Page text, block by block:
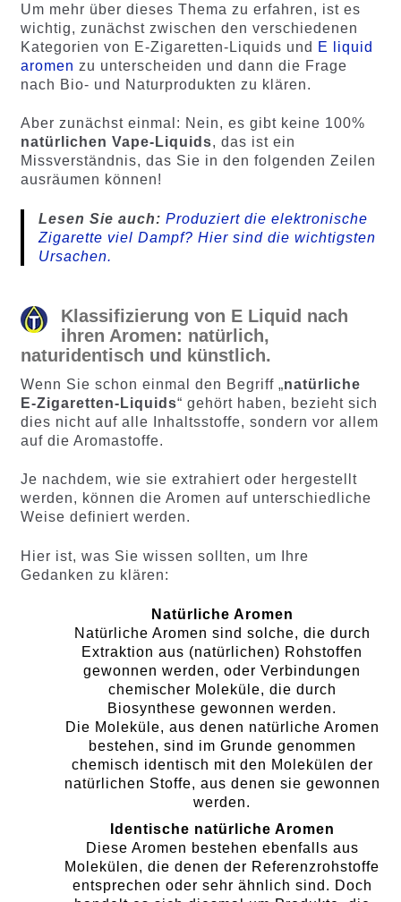
Um mehr über dieses Thema zu erfahren, ist es
wichtig, zunächst zwischen den verschiedenen
Kategorien von E-Zigaretten-Liquids und E liquid
aromen zu unterscheiden und dann die Frage
nach Bio- und Naturprodukten zu klären.
Aber zunächst einmal: Nein, es gibt keine 100%
natürlichen Vape-Liquids, das ist ein
Missverständnis, das Sie in den folgenden Zeilen
ausräumen können!
Lesen Sie auch: Produziert die elektronische
Zigarette viel Dampf? Hier sind die wichtigsten
Ursachen.
Klassifizierung von E Liquid nach
ihren Aromen: natürlich,
naturidentisch und künstlich.
Wenn Sie schon einmal den Begriff „natürliche
E-Zigaretten-Liquids“ gehört haben, bezieht sich
dies nicht auf alle Inhaltsstoffe, sondern vor allem
auf die Aromastoffe.
Je nachdem, wie sie extrahiert oder hergestellt
werden, können die Aromen auf unterschiedliche
Weise definiert werden.
Hier ist, was Sie wissen sollten, um Ihre
Gedanken zu klären:
Natürliche Aromen
Natürliche Aromen sind solche, die durch
Extraktion aus (natürlichen) Rohstoffen
gewonnen werden, oder Verbindungen
chemischer Moleküle, die durch
Biosynthese gewonnen werden.
Die Moleküle, aus denen natürliche Aromen
bestehen, sind im Grunde genommen
chemisch identisch mit den Molekülen der
natürlichen Stoffe, aus denen sie gewonnen
werden.
Identische natürliche Aromen
Diese Aromen bestehen ebenfalls aus
Molekülen, die denen der Referenzrohstoffe
entsprechen oder sehr ähnlich sind. Doch